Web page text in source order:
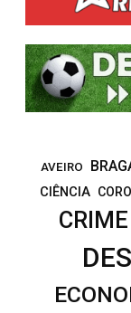
o
r
:
AVEIRO
CIÊNCIA
CRIME